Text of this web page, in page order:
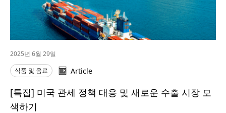
2025년 6월 29일
식품 및 음료
Article
[특집] 미국 관세 정책 대응 및 새로운 수출 시장 모
색하기